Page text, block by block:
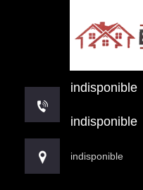
indisponible
indisponible
indisponible